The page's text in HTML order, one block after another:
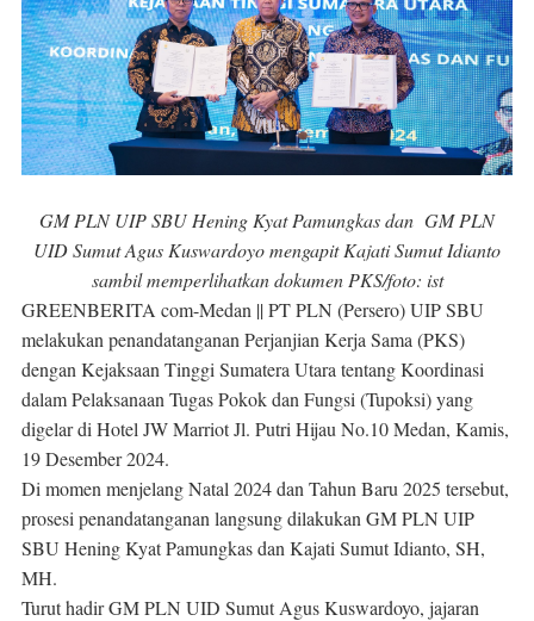
GM PLN UIP SBU Hening Kyat Pamungkas dan GM PLN
UID Sumut Agus Kuswardoyo mengapit Kajati Sumut Idianto
sambil memperlihatkan dokumen PKS/foto: ist
GREENBERITA com-Medan ||PT PLN (Persero) UIP SBU
melakukan penandatanganan Perjanjian Kerja Sama (PKS)
dengan Kejaksaan Tinggi Sumatera Utara tentang Koordinasi
dalam Pelaksanaan Tugas Pokok dan Fungsi (Tupoksi) yang
digelar di Hotel JW Marriot Jl. Putri Hijau No.10 Medan, Kamis,
19 Desember 2024.
Di momen menjelang Natal 2024 dan Tahun Baru 2025 tersebut,
prosesi penandatanganan langsung dilakukan GM PLN UIP
SBU Hening Kyat Pamungkas dan Kajati Sumut Idianto, SH,
MH.
Turut hadir GM PLN UID Sumut Agus Kuswardoyo, jajaran